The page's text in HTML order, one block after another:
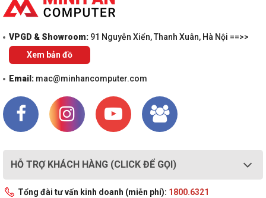
VPGD & Showroom: 91 Nguyễn Xiển, Thanh Xuân, Hà Nội ==>>
Xem bản đồ
Email: mac@minhancomputer.com
HỖ TRỢ KHÁCH HÀNG (CLICK ĐỂ GỌI)
Tổng đài tư vấn kinh doanh (miễn phí): 1800.6321